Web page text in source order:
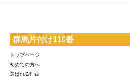
群馬片付け110番
トップページ
初めての方へ
選ばれる理由